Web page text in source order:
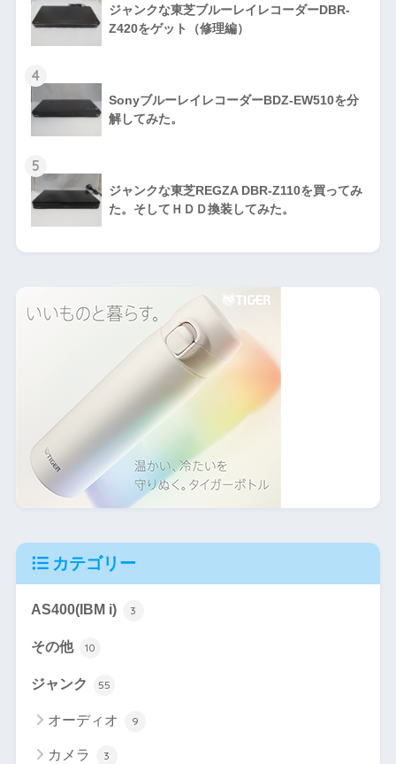
ジャンクな東芝ブルーレイレコーダーDBR-
Z420をゲット（修理編）
4
SonyブルーレイレコーダーBDZ-EW510を分
解してみた。
5
ジャンクな東芝REGZA DBR-Z110を買ってみ
た。そしてＨＤＤ換装してみた。
カテゴリー
AS400(IBM i) 3
その他 10
ジャンク 55
オーディオ 9
カメラ 3